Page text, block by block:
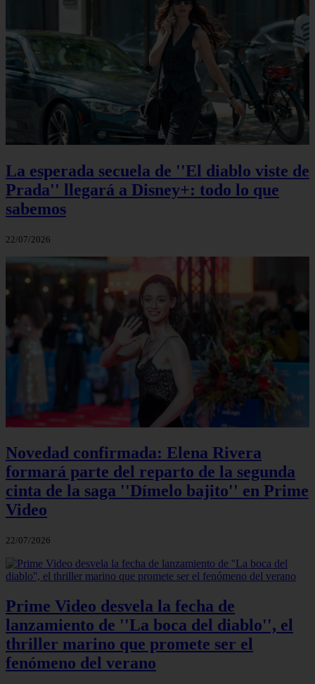
La esperada secuela de ''El diablo viste de
Prada'' llegará a Disney+: todo lo que
sabemos
22/07/2026
Novedad confirmada: Elena Rivera
formará parte del reparto de la segunda
cinta de la saga ''Dímelo bajito'' en Prime
Video
22/07/2026
Prime Video desvela la fecha de
lanzamiento de ''La boca del diablo'', el
thriller marino que promete ser el
fenómeno del verano